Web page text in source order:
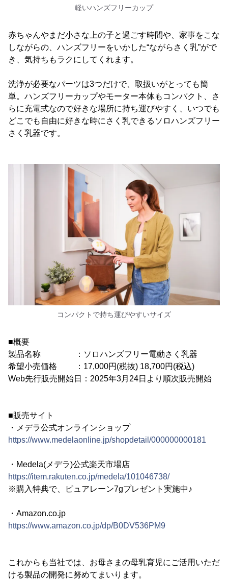
軽いハンズフリーカップ
赤ちゃんやまだ小さな上の子と過ごす時間や、家事をこな
しながらの、ハンズフリーをいかした“ながらさく乳”がで
き、気持ちもラクにしてくれます。
洗浄が必要なパーツは3つだけで、取扱いがとっても簡
単。ハンズフリーカップやモーター本体もコンパクト、さ
らに充電式なので好きな場所に持ち運びやすく、いつでも
どこでも自由に好きな時にさく乳できるソロハンズフリー
さく乳器です。
コンパクトで持ち運びやすいサイズ
■概要
製品名称 ：ソロハンズフリー電動さく乳器
希望小売価格 ：17,000円(税抜) 18,700円(税込)
Web先行販売開始日：2025年3月24日より順次販売開始
■販売サイト
・メデラ公式オンラインショップ
https://www.medelaonline.jp/shopdetail/000000000181
・Medela(メデラ)公式楽天市場店
https://item.rakuten.co.jp/medela/101046738/
※購入特典で、ピュアレーン7gプレゼント実施中♪
・Amazon.co.jp
https://www.amazon.co.jp/dp/B0DV536PM9
これからも当社では、お母さまの母乳育児にご活用いただ
ける製品の開発に努めてまいります。